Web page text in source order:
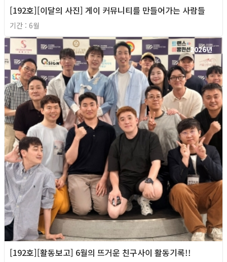
[192호][이달의 사진] 게이 커뮤니티를 만들어가는 사람들
기간 : 6월
2026년
[192호][활동보고] 6월의 뜨거운 친구사이 활동기록!!